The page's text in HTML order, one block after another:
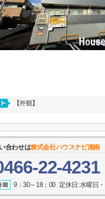
【外観】
合わせは株式会社ハウスナビ湘南
22-4231
9：30～18：00 定休日:水曜日